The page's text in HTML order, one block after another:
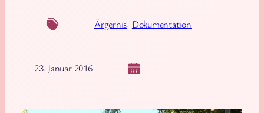
23. Januar 2016
Ärgernis, Dokumentation